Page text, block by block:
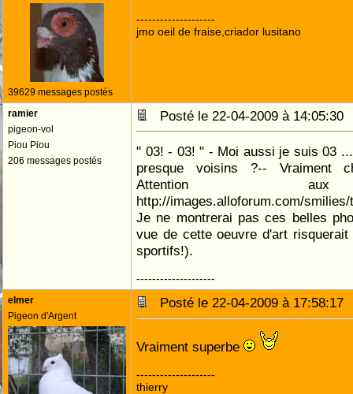
39629 messages postés
--------------------
jmo oeil de fraise,criador lusitano
ramier
pigeon-vol
Piou Piou
206 messages postés
Posté le 22-04-2009 à
" 03! - 03! " - Moi aussi je suis 03
presque voisins ?-- Vraiment
Attention
http://images.alloforum.com/
Je ne montrerai pas ces belles
vue de cette oeuvre d'art
sportifs!).
--------------------
elmer
Pigeon d'Argent
Posté le 22-04-2009 à
Vraiment superbe
--------------------
thierry